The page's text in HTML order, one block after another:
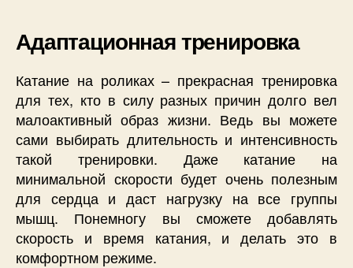
Адаптационная тренировка
Катание на роликах – прекрасная тренировка
для тех, кто в силу разных причин долго вел
малоактивный образ жизни. Ведь вы можете
сами выбирать длительность и интенсивность
такой тренировки. Даже катание на
минимальной скорости будет очень полезным
для сердца и даст нагрузку на все группы
мышц. Понемногу вы сможете добавлять
скорость и время катания, и делать это в
комфортном режиме.